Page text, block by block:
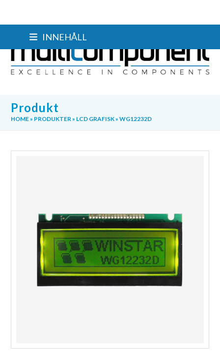
INNEHÅLL
Produkt
HOME» PRODUKTER» LCD GRAFISK»WG12232D